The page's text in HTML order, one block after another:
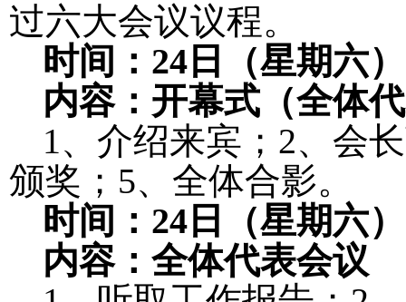
过六大会议议程。
时间： 24 日（星期六）
内容：开幕式（全体
1、介绍来宾； 2、会
颁奖； 5、全体合影。
时间： 24 日（星期六）
内容：全体代表会议